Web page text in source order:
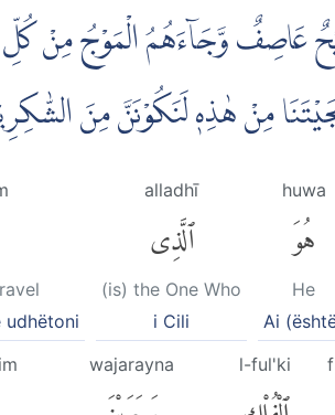
عَاصِفٌ وَّجَاۤءَهُمُ الْمَوْجُ مِنْ كُلِّ
مِنْ هٰذِهٖ لَنَكُوْنَنَّ مِنَ
huwa
هُوَ
He
Ai
alladhī
ٱلَّذِى
(is) the One Who
i Cili
udhëtoni
l-ful'ki
wajarayna